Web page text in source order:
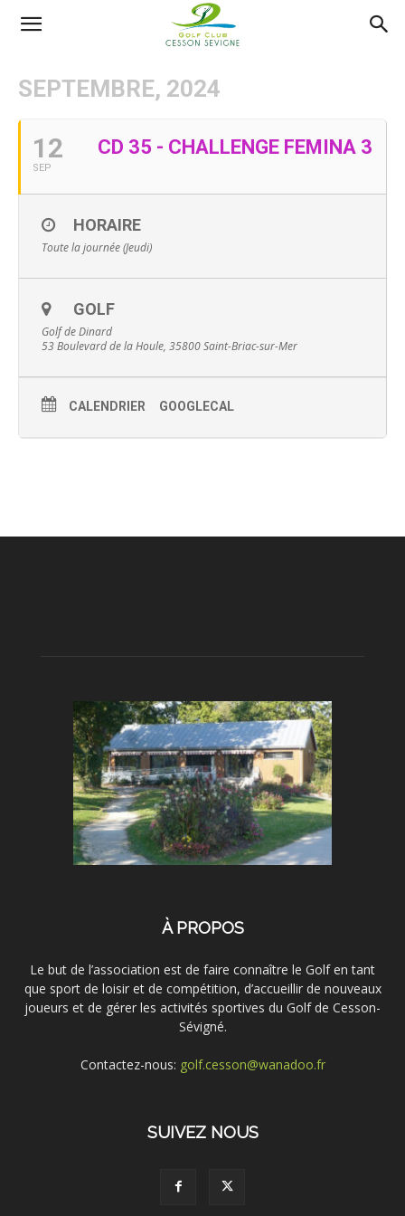
Sevigné
SEPTEMBRE, 2024
12
SEP
CD 35 - CHALLENGE FEMINA 3
HORAIRE
Toute la journée (Jeudi)
GOLF
Golf de Dinard
53 Boulevard de la Houle, 35800 Saint-Briac-sur-Mer
CALENDRIER GOOGLECAL
À PROPOS
Le but de l’association est de faire connaître le Golf en tant
que sport de loisir et de compétition, d’accueillir de nouveaux
joueurs et de gérer les activités sportives du Golf de Cesson-
Sévigné.
Contactez-nous: golf.cesson@wanadoo.fr
SUIVEZ NOUS